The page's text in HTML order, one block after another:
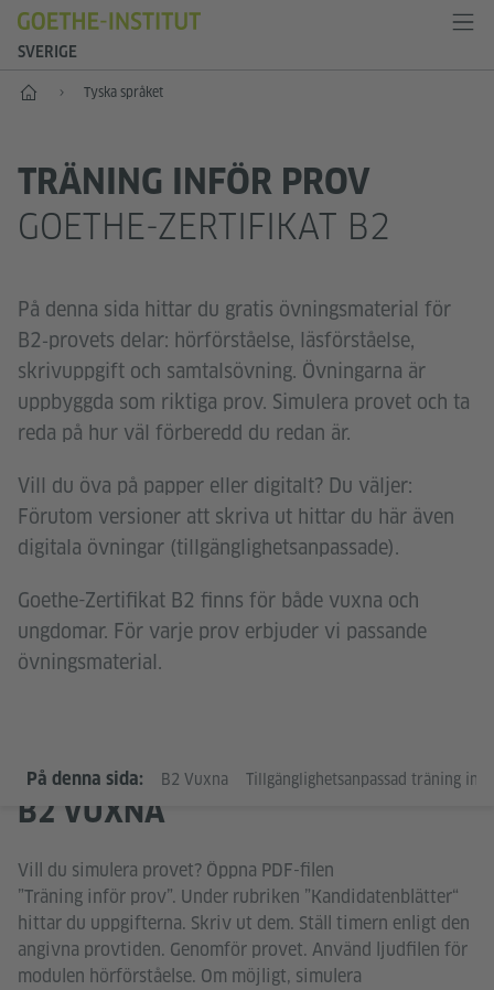
SVERIGE
Start Tyska språket
TRÄNING INFÖR PROV
GOETHE-ZERTIFIKAT B2
På denna sida hittar du gratis övningsmaterial för
B2‑provets delar: hörförståelse, läsförståelse,
skrivuppgift och samtalsövning. Övningarna är
uppbyggda som riktiga prov. Simulera provet och ta
reda på hur väl förberedd du redan är.
Vill du öva på papper eller digitalt? Du väljer:
Förutom versioner att skriva ut hittar du här även
digitala övningar (tillgänglighetsanpassade).
Goethe-Zertifikat B2 finns för både vuxna och
ungdomar. För varje prov erbjuder vi passande
övningsmaterial.
På denna sida: B2 Vuxna Tillgänglighetsanpassad träning
B2 VUXNA
Vill du simulera provet? Öppna PDF-filen
”Träning inför prov”. Under rubriken ”Kandidatenblätter“
hittar du uppgifterna. Skriv ut dem. Ställ timern enligt den
angivna provtiden. Genomför provet. Använd ljudfilen för
modulen hörförståelse. Om möjligt, simulera